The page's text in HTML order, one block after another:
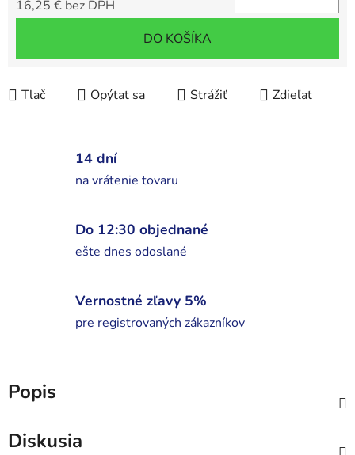
16,25 € bez DPH
DO KOŠÍKA
Tlač Opýtať sa Strážiť Zdieľať
14 dní
na vrátenie tovaru
Do 12:30 objednané
ešte dnes odoslané
Vernostné zľavy 5%
pre registrovaných zákazníkov
Popis
Diskusia